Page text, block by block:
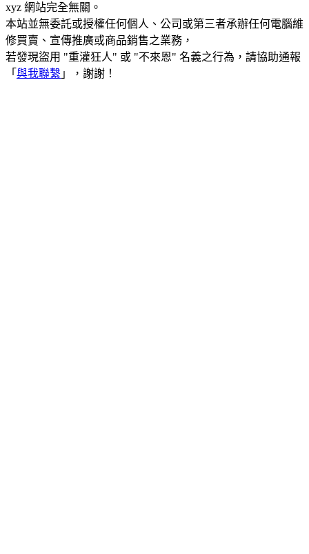
xyz 網站完全無關。
本站並無委託或授權任何個人、公司或第三者承辦任何電腦維
修買賣、宣傳推廣或商品銷售之業務，
若發現盜用 "重灌狂人" 或 "不來恩" 名義之行為，請協助通報
「 與我聯繫 」，謝謝！